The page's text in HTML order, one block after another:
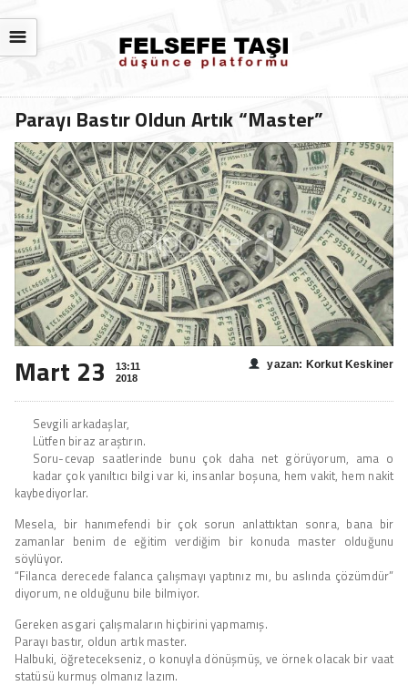
☰
Parayı Bastır Oldun Artık “Master”
Mart 23
13:11
2018
yazan: Korkut Keskiner
Sevgili arkadaşlar,
Lütfen biraz araştırın.
Soru-cevap saatlerinde bunu çok daha net görüyorum, ama o
kadar çok yanıltıcı bilgi var ki, insanlar boşuna, hem vakit, hem nakit
kaybediyorlar.
Mesela, bir hanımefendi bir çok sorun anlattıktan sonra, bana bir
zamanlar benim de eğitim verdiğim bir konuda master olduğunu
söylüyor.
“Filanca derecede falanca çalışmayı yaptınız mı, bu aslında çözümdür”
diyorum, ne olduğunu bile bilmiyor.
Gereken asgari çalışmaların hiçbirini yapmamış.
Parayı bastır, oldun artık master.
Halbuki, öğretecekseniz, o konuyla dönüşmüş, ve örnek olacak bir vaat
statüsü kurmuş olmanız lazım.